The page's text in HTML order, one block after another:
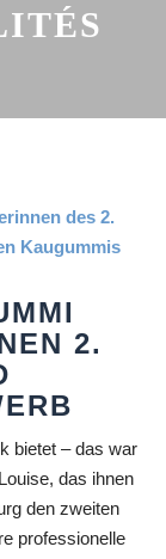
2.
bietet – das war
das ihnen
den zweiten
professionelle